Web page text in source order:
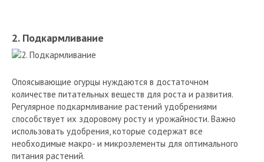
2. Подкармливание
Опоясывающие огурцы нуждаются в достаточном
количестве питательных веществ для роста и развития.
Регулярное подкармливание растений удобрениями
способствует их здоровому росту и урожайности. Важно
использовать удобрения, которые содержат все
необходимые макро- и микроэлементы для оптимального
питания растений.